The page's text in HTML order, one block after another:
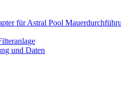
für Astral Pool
und Daten